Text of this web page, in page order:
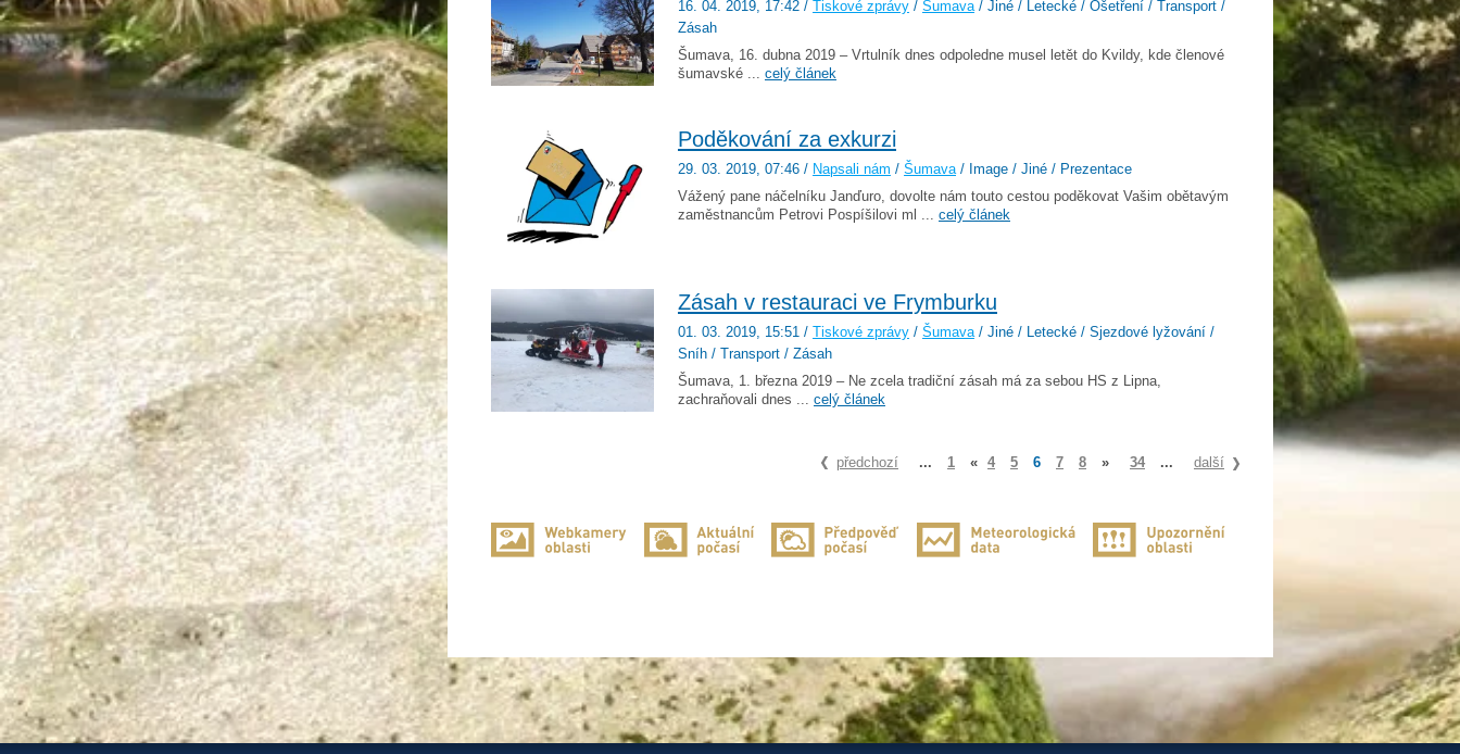
16. 04. 2019, 17:42 / Tiskové zprávy / Šumava/ Jiné / Letecké / Ošetření / Transport /
Zásah
Šumava, 16. dubna 2019 – Vrtulník dnes odpoledne musel letět do Kvildy, kde členové
šumavské ... celý článek
Poděkování za exkurzi
29. 03. 2019, 07:46 / Napsali nám / Šumava/ Image / Jiné / Prezentace
Vážený pane náčelníku Janďuro, dovolte nám touto cestou poděkovat Vašim obětavým
zaměstnancům Petrovi Pospíšilovi ml ... celý článek
Zásah v restauraci ve Frymburku
01. 03. 2019, 15:51 / Tiskové zprávy / Šumava/ Jiné / Letecké / Sjezdové lyžování /
Sníh / Transport / Zásah
Šumava, 1. března 2019 – Ne zcela tradiční zásah má za sebou HS z Lipna,
zachraňovali dnes ... celý článek
předchozí ... 1 « 4 5 6 7 8 » 34 ... další